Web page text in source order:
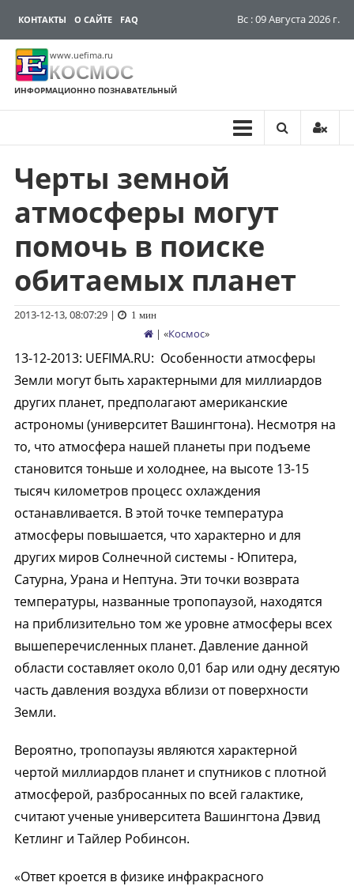
КОНТАКТЫ О САЙТЕ FAQ Вс : 09 Августа 2026 г.
www.uefima.ru
КОСМОС
ИНФОРМАЦИОННО ПОЗНАВАТЕЛЬНЫЙ
Перейти
содержимому
Черты земной
атмосферы могут
помочь в поиске
обитаемых планет
2013-12-13, 08:07:29| 1 мин
| «Космос»
13-12-2013: UEFIMA.RU: Особенности атмосферы
Земли могут быть характерными для миллиардов
других планет, предполагают американские
астрономы (университет Вашингтона). Несмотря на
то, что атмосфера нашей планеты при подъеме
становится тоньше и холоднее, на высоте 13-15
тысяч километров процесс охлаждения
останавливается. В этой точке температура
атмосферы повышается, что характерно и для
других миров Солнечной системы - Юпитера,
Сатурна, Урана и Нептуна. Эти точки возврата
температуры, названные тропопаузой, находятся
на приблизительно том же уровне атмосферы всех
вышеперечисленных планет. Давление данной
области составляет около 0,01 бар или одну десятую
часть давления воздуха вблизи от поверхности
Земли.
Вероятно, тропопаузы являются характерной
чертой миллиардов планет и спутников с плотной
атмосферой, разбросанных по всей галактике,
считают ученые университета Вашингтона Дэвид
Кетлинг и Тайлер Робинсон.
«Ответ кроется в физике инфракрасного